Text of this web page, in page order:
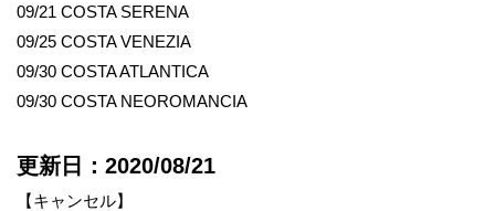
09/21 COSTA SERENA
09/25 COSTA VENEZIA
09/30 COSTA ATLANTICA
09/30 COSTA NEOROMANCIA
更新日：2020/08/21
【キャンセル】